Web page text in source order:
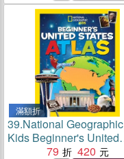
滿額折
39.National Geographic
Kids Beginner's United
States Atlas
79 420